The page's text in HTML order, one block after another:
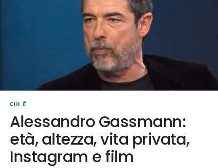
CHI È
Alessandro Gassmann:
età, altezza, vita privata,
Instagram e film